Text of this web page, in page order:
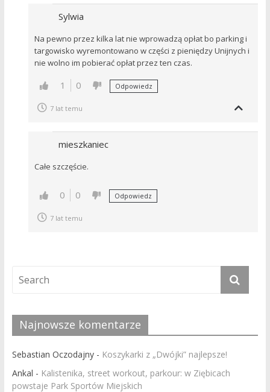
Sylwia
Na pewno przez kilka lat nie wprowadzą opłat bo parking i
targowisko wyremontowano w części z pieniędzy Unijnych i
nie wolno im pobierać opłat przez ten czas.
1 0 Odpowiedz
7 lat temu
mieszkaniec
Całe szczęście.
0 0 Odpowiedz
7 lat temu
Najnowsze komentarze
Sebastian Oczodajny- Koszykarki z „Dwójki” najlepsze!
Ankal - Kalistenika, street workout, parkour: w Ziębicach
powstaje Park Sportów Miejskich